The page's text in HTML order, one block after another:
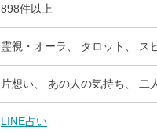
898件以上
霊視・オーラ、 タロット、 ス
片想い、 あの人の気持ち、 二
LINE占い